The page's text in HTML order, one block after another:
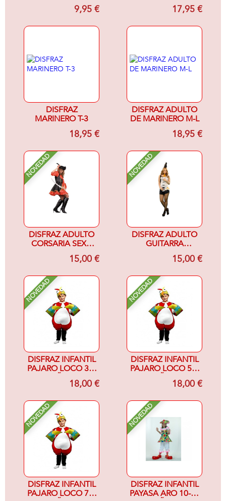
9,95 € 17,95 €
DISFRAZ
MARINERO T-3
18,95 €
DISFRAZ ADULTO
DE MARINERO M-L
18,95 €
NOVEDAD
DISFRAZ ADULTO
CORSARIA SEXY-
MUJER-15,00 €
NOVEDAD
DISFRAZ ADULTO
GUITARRA
ELECTRICA15,00 €
NOVEDAD
DISFRAZ INFANTIL
PAJARO LOCO 3-4
AÑOS18,00 €
NOVEDAD
DISFRAZ INFANTIL
PAJARO LOCO 5-6
AÑOS18,00 €
NOVEDAD
DISFRAZ INFANTIL
PAJARO LOCO 7-9
NOVEDAD
DISFRAZ INFANTIL
PAYASA ARO 10-12